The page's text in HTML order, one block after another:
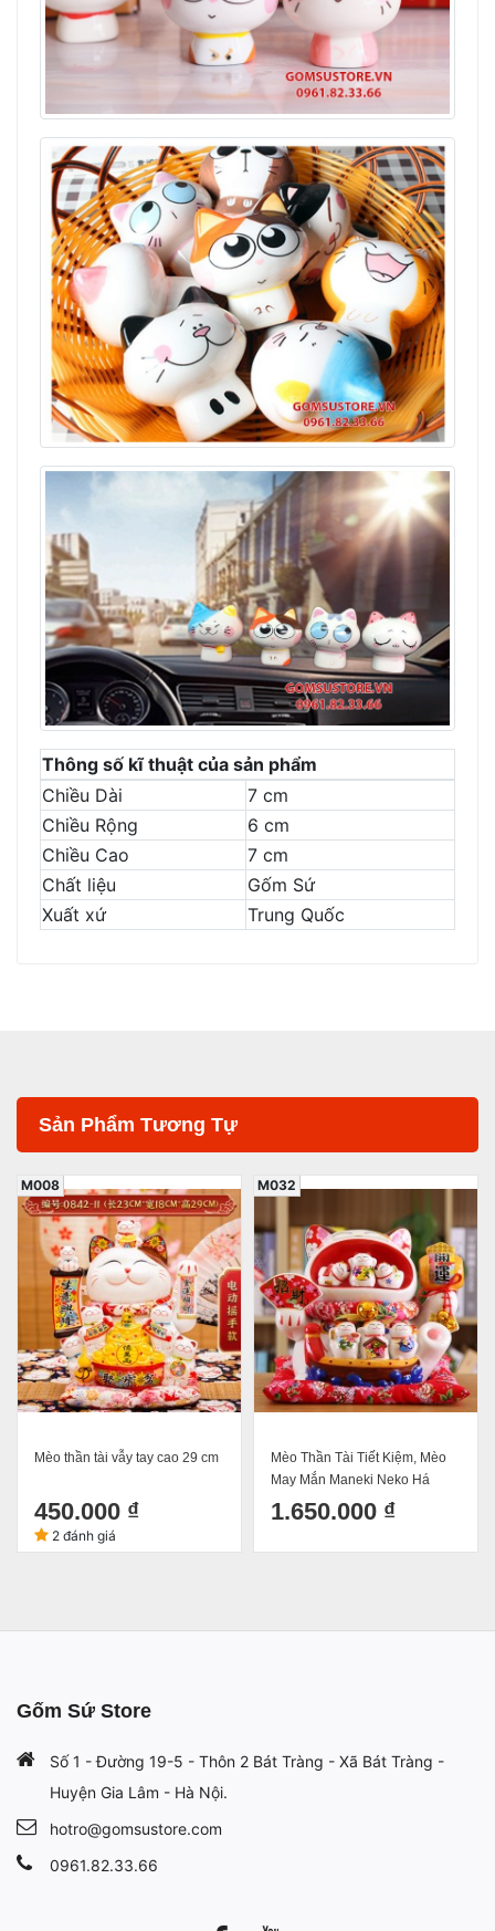
Thông số kĩ thuật của sản phẩm
Chiều Dài
7 cm
Chiều Rộng
6 cm
Chiều Cao
7 cm
Chất liệu
Gốm Sứ
Xuất xứ
Trung Quốc
Sản Phẩm Tương Tự
Mèo thần tài vẫy tay cao 29 cm
450.000 ₫
M008
2 đánh giá
Mèo Thần Tài Tiết Kiệm, Mèo
May Mắn Maneki Neko Há
Miệng Hút Tài Lộc 34cm Kèm
Đệm Và Hộp Đẹp
1.650.000 ₫
M032
Gốm Sứ Store
Số 1 - Đường 19-5 - Thôn 2 Bát Tràng - Xã Bát Tràng -
Huyện Gia Lâm - Hà Nội.
hotro@gomsustore.com
0961.82.33.66